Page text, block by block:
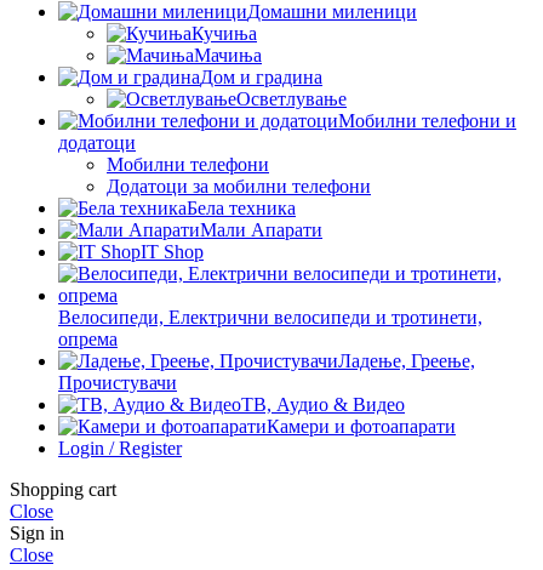
Домашни миленици
Кучиња
Мачиња
Дом и градина
Осветлување
Мобилни телефони и
додатоци
Мобилни телефони
Додатоци за мобилни телефони
Бела техника
Мали Апарати
IT Shop
Велосипеди, Електрични велосипеди и тротинети,
опрема
Ладење, Греење,
Прочистувачи
ТВ, Аудио & Видео
Камери и фотоапарати
Login / Register
Shopping cart
Close
Sign in
Close